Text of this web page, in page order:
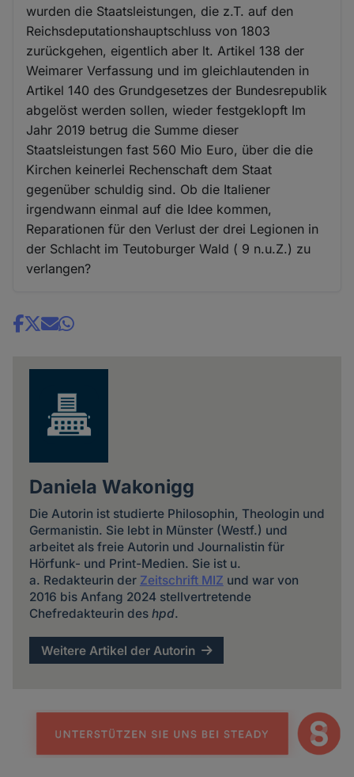
wurden die Staatsleistungen, die z.T. auf den
Reichsdeputationshauptschluss von 1803
zurückgehen, eigentlich aber lt. Artikel 138 der
Weimarer Verfassung und im gleichlautenden in
Artikel 140 des Grundgesetzes der Bundesrepublik
abgelöst werden sollen, wieder festgeklopft Im
Jahr 2019 betrug die Summe dieser
Staatsleistungen fast 560 Mio Euro, über die die
Kirchen keinerlei Rechenschaft dem Staat
gegenüber schuldig sind. Ob die Italiener
irgendwann einmal auf die Idee kommen,
Reparationen für den Verlust der drei Legionen in
der Schlacht im Teutoburger Wald ( 9 n.u.Z.) zu
verlangen?
Share
Daniela Wakonigg
Die Autorin ist studierte Philosophin, Theologin und
Germanistin. Sie lebt in Münster (Westf.) und
arbeitet als freie Autorin und Journalistin für
Hörfunk- und Print-Medien. Sie ist u.
a. Redakteurin der Zeitschrift MIZ und war von
2016 bis Anfang 2024 stellvertretende
Chefredakteurin des hpd.
Weitere Artikel der Autorin